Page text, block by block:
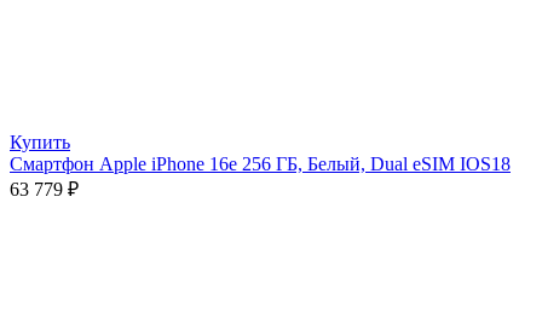
Купить
Смартфон Apple iPhone 16e 256 ГБ, Белый, Dual eSIM IOS18
63 779 ₽